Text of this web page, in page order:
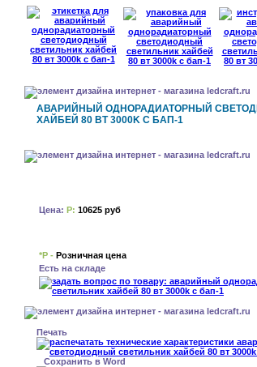
АВАРИЙНЫЙ ОДНОРАДИАТОРНЫЙ
ХАЙБЕЙ 80 ВТ 3000K С БАП-1
Цена: Р: 10625 руб
*Р - Розничная цена
Есть на складе
Печать
Сохранить в Word